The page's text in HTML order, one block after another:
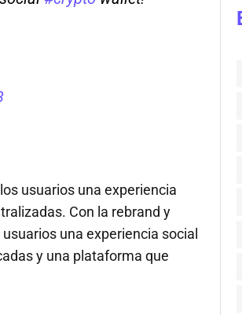
usuarios una experiencia
Con la rebrand y
una experiencia social
y una plataforma que